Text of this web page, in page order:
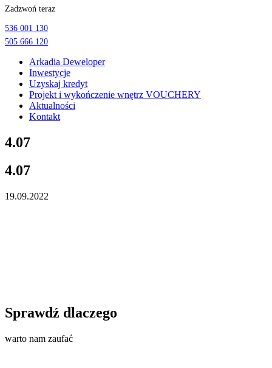
treści
Zadzwoń teraz
536 001 130
505 666 120
Arkadia Deweloper
Inwestycje
Uzyskaj kredyt
Projekt i wykończenie wnętrz VOUCHERY
Aktualności
Kontakt
4.07
4.07
19.09.2022
Sprawdź dlaczego
warto nam zaufać